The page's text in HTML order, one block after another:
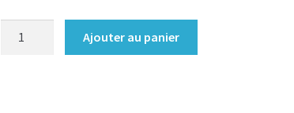
Ajouter au panier